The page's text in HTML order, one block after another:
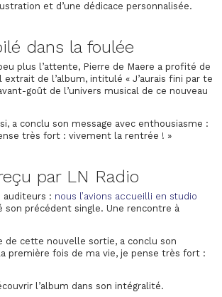
et d’une dédicace personnalisée.
dans la foulée
plus l’attente, Pierre de Maere a profité de
de l’album, intitulé « J’aurais fini par te
goût de l’univers musical de ce nouveau
a conclu son message avec enthousiasme :
très fort : vivement la rentrée ! »
par LN Radio
auditeurs : nous l’avions accueilli en studio
son précédent single. Une rencontre à
de cette nouvelle sortie, a conclu son
première fois de ma vie, je pense très fort :
l’album dans son intégralité.